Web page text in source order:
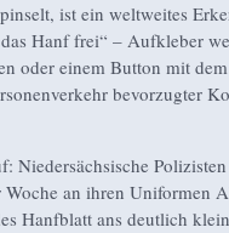
ist ein weltweites
Hanf frei“ – Aufkleber
oder einem Button mit
bevorzugter
Niedersächsische
an ihren Uniformen
Hanfblatt ans deutlich